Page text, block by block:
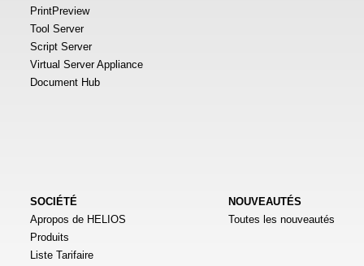
PrintPreview
Tool Server
Script Server
Virtual Server Appliance
Document Hub
SOCIÉTÉ
Apropos de HELIOS
Produits
Liste Tarifaire
NOUVEAUTÉS
Toutes les nouveautés